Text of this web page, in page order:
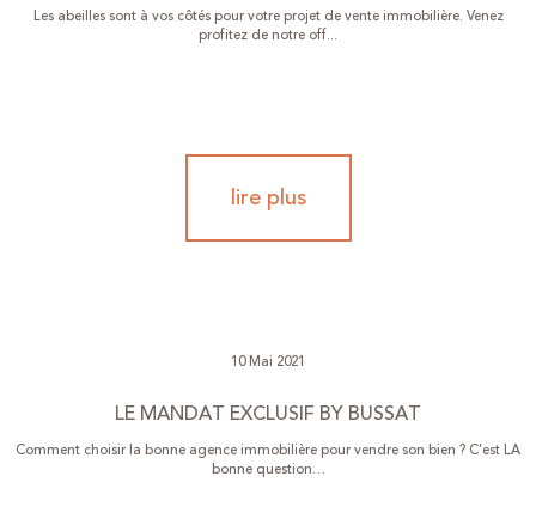
Les abeilles sont à vos côtés pour votre projet de vente immobilière. Venez
profitez de notre off...
lire plus
10 Mai 2021
LE MANDAT EXCLUSIF BY BUSSAT
Comment choisir la bonne agence immobilière pour vendre son bien ? C’est LA
bonne question…